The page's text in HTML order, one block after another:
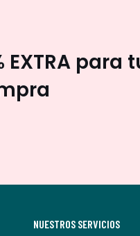
EXTRA para
NUESTROS SERVICIOS